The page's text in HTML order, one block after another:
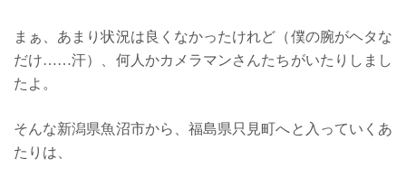
まぁ、あまり状況は良くなかったけれど（僕の腕がヘタな
だけ……汗）、何人かカメラマンさんたちがいたりしまし
たよ。
そんな新潟県魚沼市から、福島県只見町へと入っていくあ
たりは、